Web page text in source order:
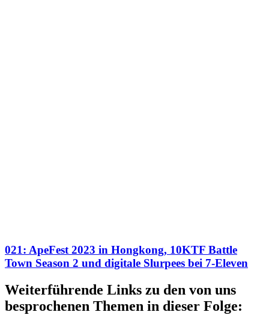
021: ApeFest 2023 in Hongkong, 10KTF Battle
Town Season 2 und digitale Slurpees bei 7-Eleven
Weiterführende Links zu den von uns
besprochenen Themen in dieser Folge: